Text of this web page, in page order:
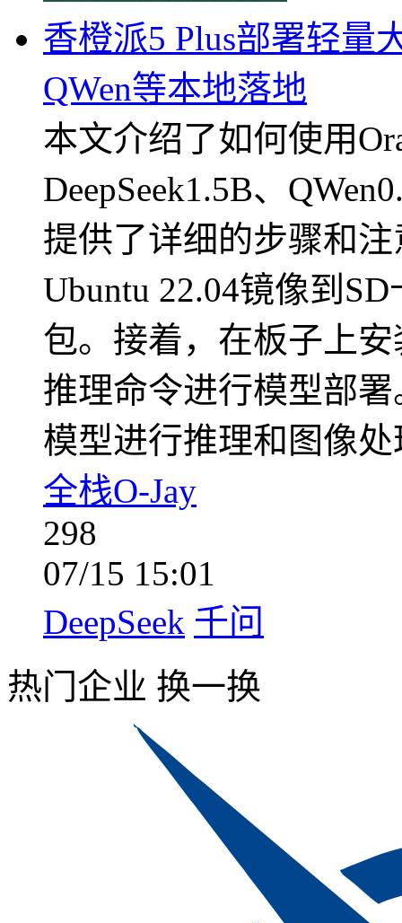
香橙派5 Plus部署轻量
QWen等本地落地
本文介绍了如何使用
DeepSeek1.5B、
提供了详细的步骤和
Ubuntu 22.04镜像到
包。接着，在板子上
推理命令进行模型部
模型进行推理和图像
全栈O-Jay
298
07/15 15:01
DeepSeek 千问
热门企业 换一换